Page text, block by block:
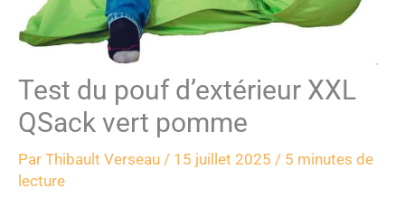
Test du pouf d’extérieur XXL
QSack vert pomme
Par Thibault Verseau / 15 juillet 2025 / 5 minutes de
lecture